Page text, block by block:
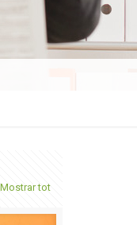
Mostrar tot